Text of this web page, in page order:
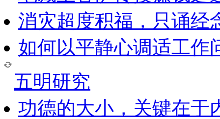
消灾超度积福，只诵经
如何以平静心调适工作
五明研究
功德的大小，关键在于